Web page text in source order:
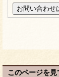
このページを